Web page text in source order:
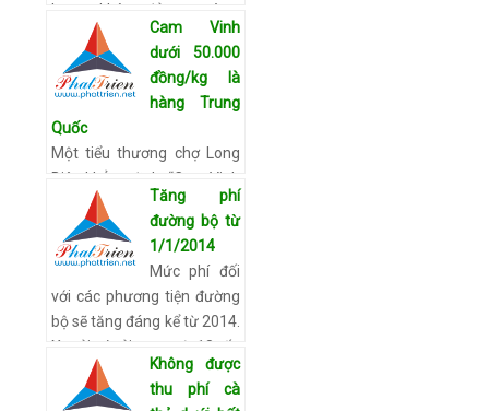
Lương không đủ mua vé xe
buýt Những dịch vụ công
cộng cơ bản ở Zimbabwe
đã suy yếu trong những
năm gần đây và đang bị bỏ
bẵng do hàng chục ngàn
giá… Xem chi tiết
Cam Vinh
dưới 50.000
đồng/kg là
hàng Trung
Quốc
Một tiểu thương chợ Long
Biên khẳng định: “Cam Vinh
“xịn” mua tại vườn đã có giá
từ 15.000 – 30.000
đồng/kg tùy loại. Tính phí
vận chuyển, bốc vác, b…
Xem chi tiết
Tăng phí
đường bộ từ
1/1/2014
Mức phí đối
với các phương tiện đường
bộ sẽ tăng đáng kể từ 2014.
Xe tải có tải trọng từ 18 tấn
trở lên; xe chở hàng bằng
Container 40 fit chịu mức
Không được
thu phí cà